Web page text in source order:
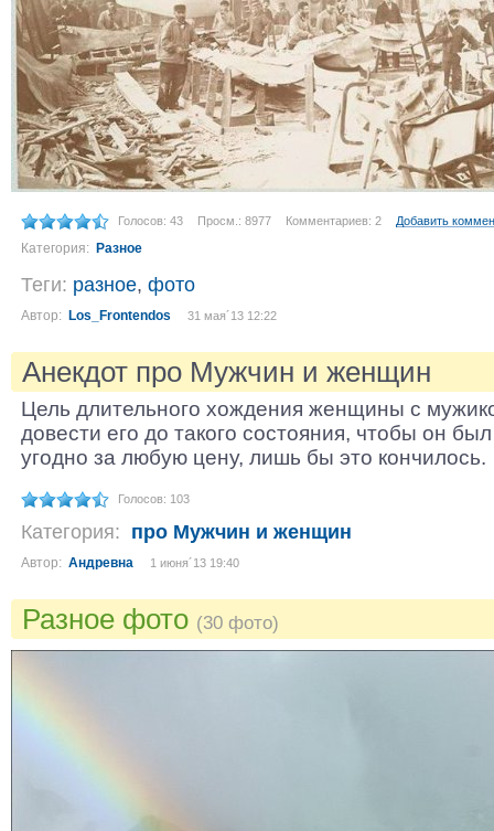
Голосов: 43 Просм.: 8977 Комментариев: 2 Добавить
Категория: Разное
Теги: разное, фото
Автор: Los_Frontendos 31 мая´13 12:22
Анекдот про Мужчин и женщин
Цель длительного хождения женщины с
довести его до такого состояния, чтобы он был
угодно за любую цену, лишь бы это кончилось.
Голосов: 103
Категория: про Мужчин и женщин
Автор: Андревна 1 июня´13 19:40
Разное фото (30 фото)